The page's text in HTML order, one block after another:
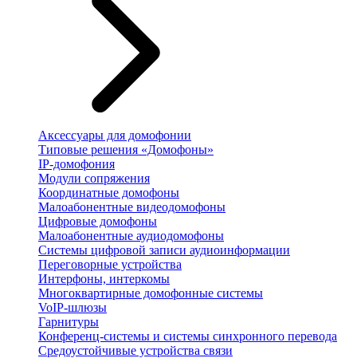
Аксессуары для домофонии
Типовые решения «Домофоны»
IP-домофония
Модули сопряжения
Координатные домофоны
Малоабонентные видеодомофоны
Цифровые домофоны
Малоабонентные аудиодомофоны
Системы цифровой записи аудиоинформации
Переговорные устройства
Интерфоны, интеркомы
Многоквартирные домофонные системы
VoIP-шлюзы
Гарнитуры
Конференц-системы и системы синхронного перевода
Средоустойчивые устройства связи